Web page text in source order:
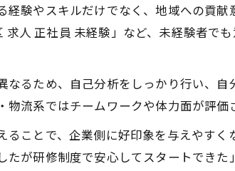
事務職の働きやすい条件とは
したい大田区正社員求人の条件
田区正社員求人の選び方解説
験やスキルだけでなく、地域への貢
人 正社員 未経験」など、未経験者で
るため、自己分析をしっかり行い、自
流系ではチームワークや体力面が評価
ことで、企業側に好印象を与えやすく
が研修制度で安心してスタートできた
お問い合わせはこちら
お問い合わせはこちら